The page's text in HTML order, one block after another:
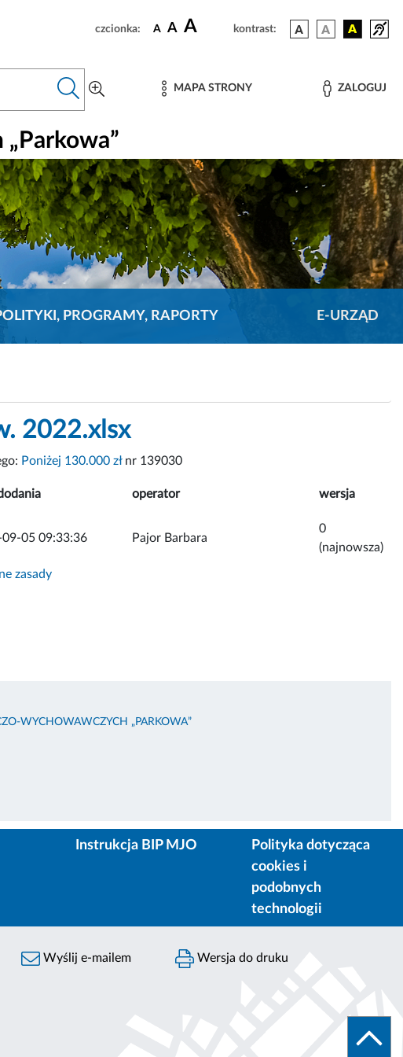
czcionka: A A A kontrast:
MAPA STRONY ZALOGUJ
PROGRAMY, RAPORTY E-URZĄD
2022.xlsx
Poniżej 130.000 złnr 139030
operator wersja
05 09:33:36 Pajor Barbara
0
(najnowsza)
zasady
WYCHOWAWCZYCH „PARKOWA”
Instrukcja BIP MJO
Polityka dotycząca
cookies i
podobnych
technologii
Wyślij e-mailem Wersja do druku